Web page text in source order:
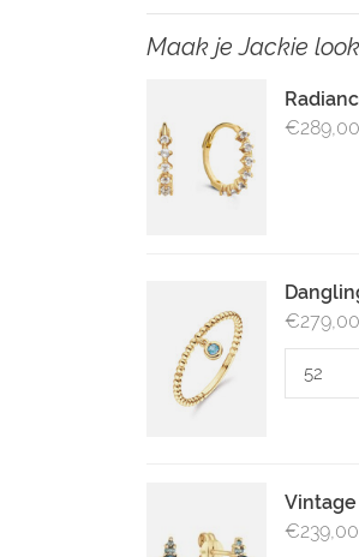
Maak je Jackie
€289,00
€279,00
52
€239,00